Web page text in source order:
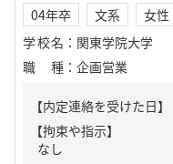
04年卒 文系
女性
学校名 ： 関東学院大学
職種 ： 企画営業
【内定連絡を受けた日】
【拘束や指示】
なし